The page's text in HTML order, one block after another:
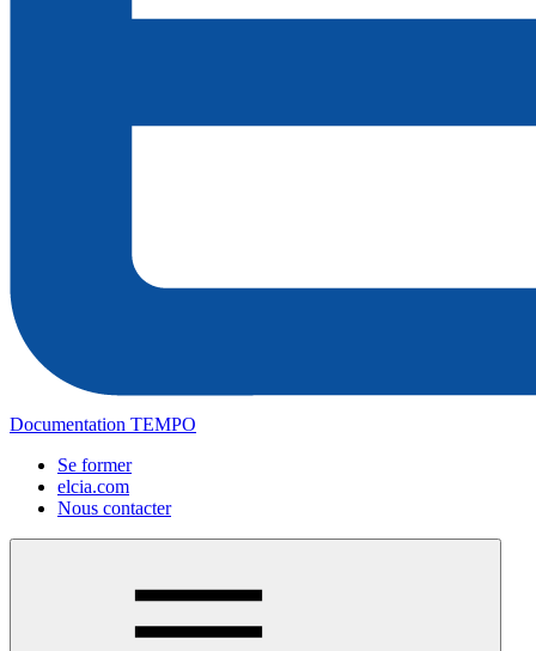
Documentation TEMPO
Se former
elcia.com
Nous contacter